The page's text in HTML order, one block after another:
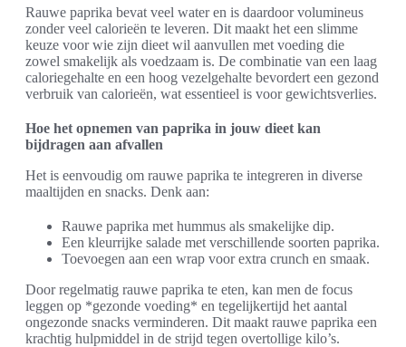
Rauwe paprika bevat veel water en is daardoor volumineus
zonder veel calorieën te leveren. Dit maakt het een slimme
keuze voor wie zijn dieet wil aanvullen met voeding die
zowel smakelijk als voedzaam is. De combinatie van een laag
caloriegehalte en een hoog vezelgehalte bevordert een gezond
verbruik van calorieën, wat essentieel is voor gewichtsverlies.
Hoe het opnemen van paprika in jouw dieet kan
bijdragen aan afvallen
Het is eenvoudig om rauwe paprika te integreren in diverse
maaltijden en snacks. Denk aan:
Rauwe paprika met hummus als smakelijke dip.
Een kleurrijke salade met verschillende soorten paprika.
Toevoegen aan een wrap voor extra crunch en smaak.
Door regelmatig rauwe paprika te eten, kan men de focus
leggen op *gezonde voeding* en tegelijkertijd het aantal
ongezonde snacks verminderen. Dit maakt rauwe paprika een
krachtig hulpmiddel in de strijd tegen overtollige kilo’s.